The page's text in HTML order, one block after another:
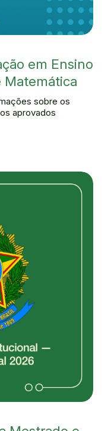
em Ensino
Matemática
sobre os
aprovados